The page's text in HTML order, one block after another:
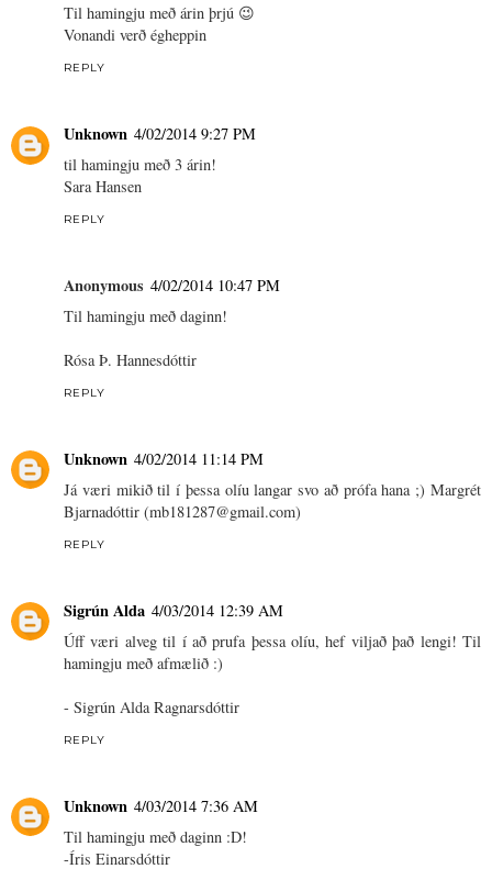
Til hamingju með árin þrjú 😉
Vonandi verð égheppin
REPLY
Unknown 4/02/2014 9:27 PM
til hamingju með 3 árin!
Sara Hansen
REPLY
Anonymous 4/02/2014 10:47 PM
Til hamingju með daginn!
Rósa Þ. Hannesdóttir
REPLY
Unknown 4/02/2014 11:14 PM
Já væri mikið til í þessa olíu langar svo að prófa hana ;) Margrét
Bjarnadóttir (mb181287@gmail.com)
REPLY
Sigrún Alda 4/03/2014 12:39 AM
Úff væri alveg til í að prufa þessa olíu, hef viljað það lengi! Til
hamingju með afmælið :)
- Sigrún Alda Ragnarsdóttir
REPLY
Unknown 4/03/2014 7:36 AM
Til hamingju með daginn :D!
-Íris Einarsdóttir